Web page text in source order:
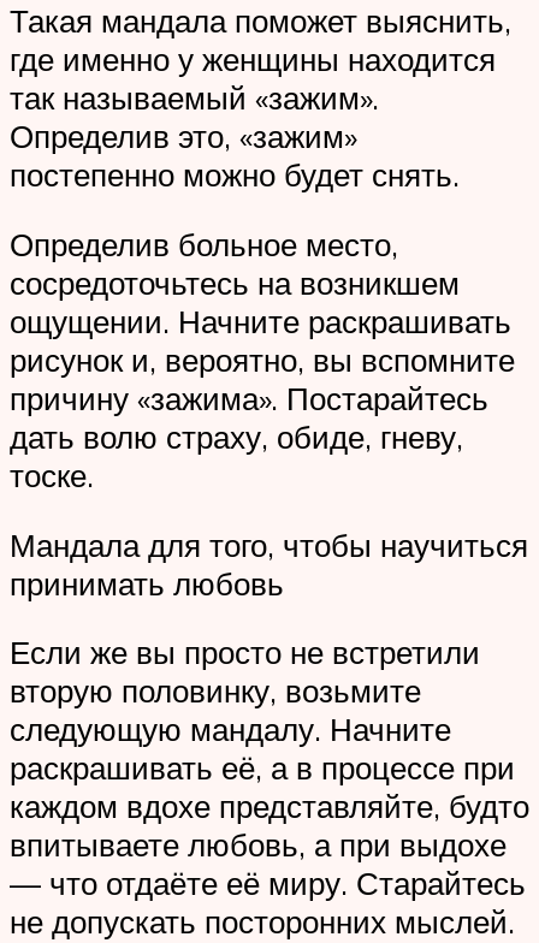
Такая мандала поможет выяснить,
где именно у женщины находится
так называемый «зажим».
Определив это, «зажим»
постепенно можно будет снять.
Определив больное место,
сосредоточьтесь на возникшем
ощущении. Начните раскрашивать
рисунок и, вероятно, вы вспомните
причину «зажима». Постарайтесь
дать волю страху, обиде, гневу,
тоске.
Мандала для того, чтобы научиться
принимать любовь
Если же вы просто не встретили
вторую половинку, возьмите
следующую мандалу. Начните
раскрашивать её, а в процессе при
каждом вдохе представляйте, будто
впитываете любовь, а при выдохе
— что отдаёте её миру. Старайтесь
не допускать посторонних мыслей.